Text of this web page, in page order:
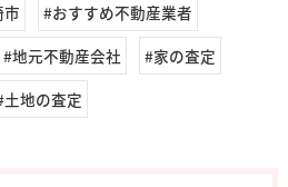
#おすすめ不動産業者
#地元不動産会社
#家の査定
土地の査定